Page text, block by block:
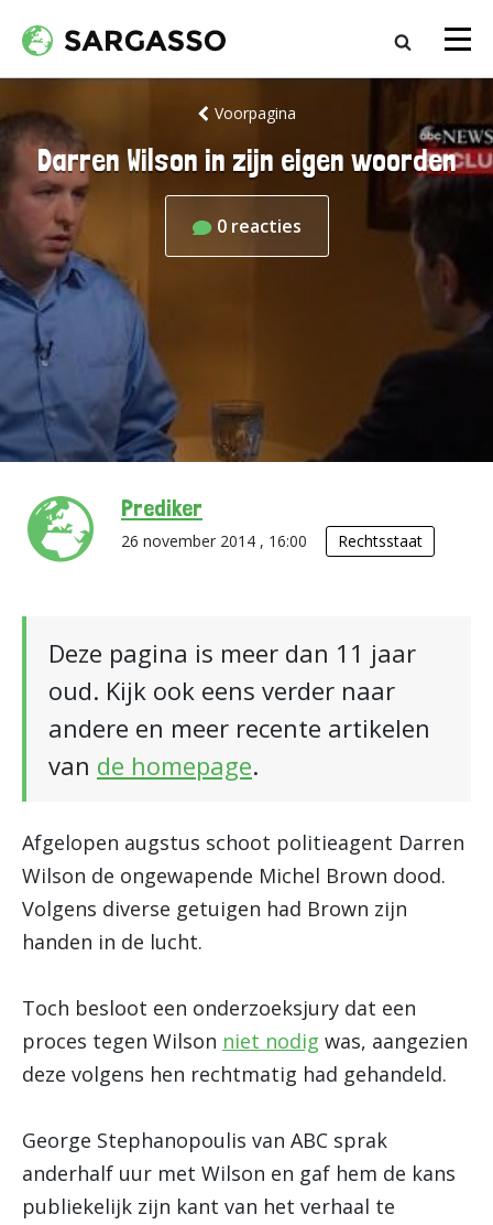
Voorpagina
Darren Wilson in zijn eigen woorden
0 reacties
Prediker
26 november 2014 , 16:00 Rechtsstaat
Deze pagina is meer dan 11 jaar
oud. Kijk ook eens verder naar
andere en meer recente artikelen
van de homepage.
Afgelopen augstus schoot politieagent Darren
Wilson de ongewapende Michel Brown dood.
Volgens diverse getuigen had Brown zijn
handen in de lucht.
Toch besloot een onderzoeksjury dat een
proces tegen Wilson niet nodig was, aangezien
deze volgens hen rechtmatig had gehandeld.
George Stephanopoulis van ABC sprak
anderhalf uur met Wilson en gaf hem de kans
publiekelijk zijn kant van het verhaal te